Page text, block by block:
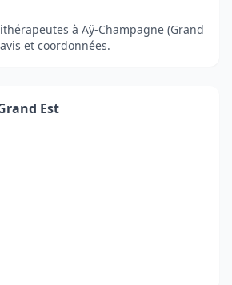
à Aÿ-Champagne (Grand
et coordonnées.
Est